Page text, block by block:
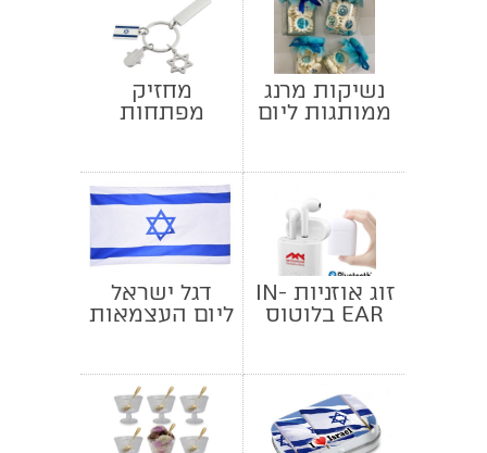
נשיקות מרנג
ממותגות ליום
מחזיק
מפתחות
זוג אוזניות IN-
EAR בלוטוס
דגל ישראל
ליום העצמאות